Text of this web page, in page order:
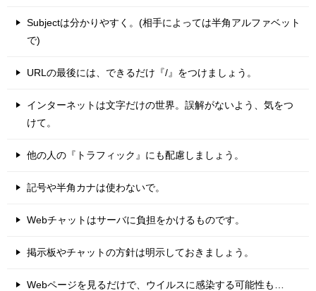
Subjectは分かりやすく。(相手によっては半角アルファベット
で)
URLの最後には、できるだけ『/』をつけましょう。
インターネットは文字だけの世界。誤解がないよう、気をつ
けて。
他の人の『トラフィック』にも配慮しましょう。
記号や半角カナは使わないで。
Webチャットはサーバに負担をかけるものです。
掲示板やチャットの方針は明示しておきましょう。
Webページを見るだけで、ウイルスに感染する可能性も…